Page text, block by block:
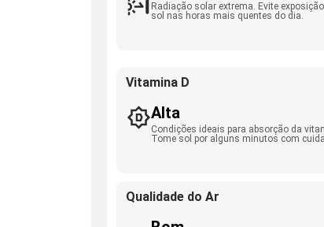
Radiação solar extrema. Evite
sol nas horas mais quentes do dia.
Vitamina D
Alta
Condições ideais para absorção da
Tome sol por alguns minutos com
Qualidade do Ar